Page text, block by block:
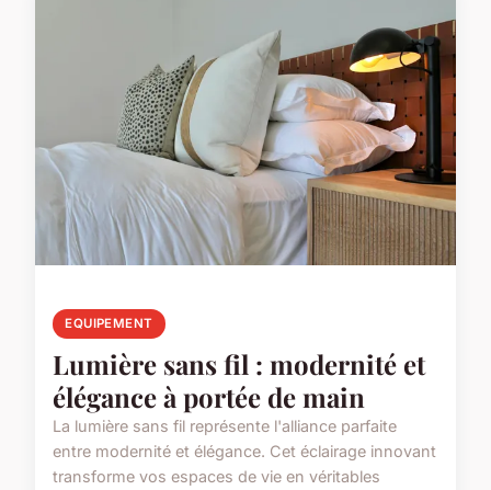
EQUIPEMENT
Lumière sans fil : modernité et
élégance à portée de main
La lumière sans fil représente l'alliance parfaite
entre modernité et élégance. Cet éclairage innovant
transforme vos espaces de vie en véritables